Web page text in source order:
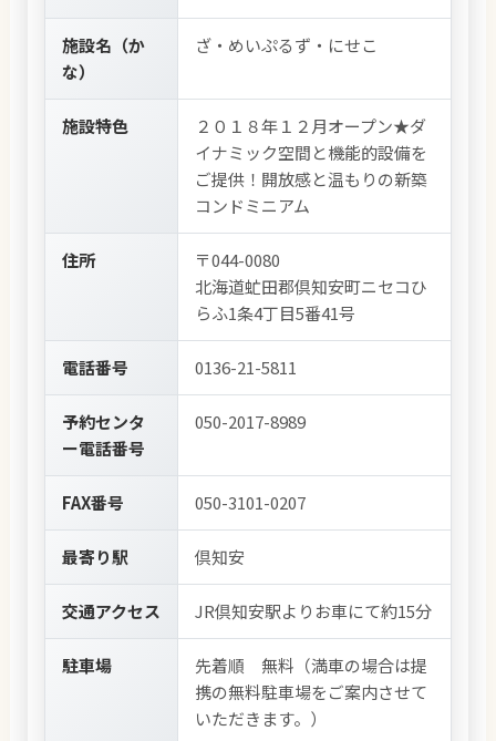
施設名（か
な）
ざ・めいぷるず・にせこ
施設特色
２０１８年１２月オープン★ダ
イナミック空間と機能的設備を
ご提供！開放感と温もりの新築
コンドミニアム
住所
〒044-0080
北海道虻田郡倶知安町ニセコひ
らふ1条4丁目5番41号
電話番号 0136-21-5811
予約センタ
ー電話番号
050-2017-8989
FAX番号 050-3101-0207
最寄り駅 倶知安
交通アクセス JR倶知安駅よりお車にて約15分
駐車場
先着順 無料（満車の場合は提
携の無料駐車場をご案内させて
いただきます。）